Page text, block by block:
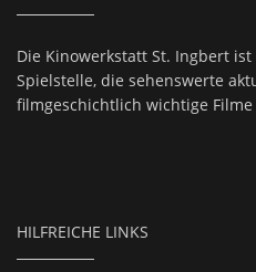
Die Kinowerkstatt St. Ingbert
Spielstelle, die sehenswerte
filmgeschichtlich wichtige Filme
HILFREICHE LINKS